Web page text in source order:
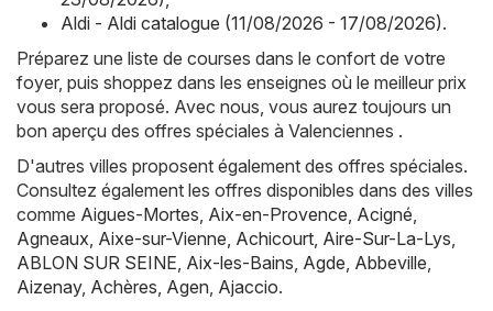
Aldi - Aldi catalogue (11/08/2026 - 17/08/2026).
Préparez une liste de courses dans le confort de votre
foyer, puis shoppez dans les enseignes où le meilleur prix
vous sera proposé. Avec nous, vous aurez toujours un
bon aperçu des offres spéciales à Valenciennes .
D'autres villes proposent également des offres spéciales.
Consultez également les offres disponibles dans des villes
comme Aigues-Mortes Aix-en-Provence Acigné
Agneaux Aixe-sur-Vienne Achicourt Aire-Sur-La-Lys
ABLON SUR SEINE Aix-les-Bains Agde Abbeville
Aizenay, Achères Agen Ajaccio.